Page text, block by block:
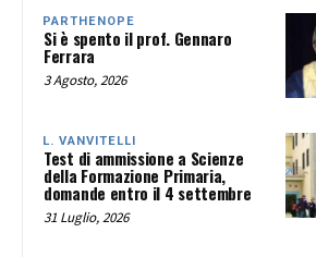
PARTHENOPE
Si è spento il prof. Gennaro
Ferrara
3 Agosto, 2026
L. VANVITELLI
Test di ammissione a Scienze
della Formazione Primaria,
domande entro il 4 settembre
31 Luglio, 2026